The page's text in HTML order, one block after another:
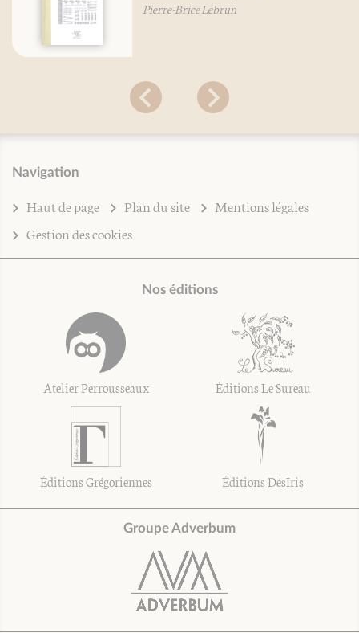
Pierre-Brice Lebrun
Navigation
Haut de page Plan du site
Mentions légales
Gestion des cookies
Nos éditions
Atelier Perrousseaux Éditions Le Sureau
Éditions Grégoriennes Éditions DésIris
Groupe Adverbum